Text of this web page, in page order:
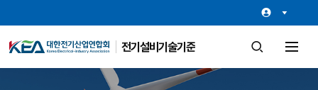
전기설비기술기준
검
전